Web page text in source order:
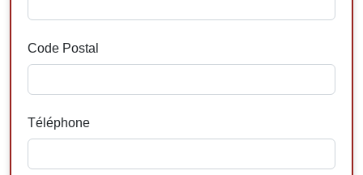
Code Postal
Téléphone